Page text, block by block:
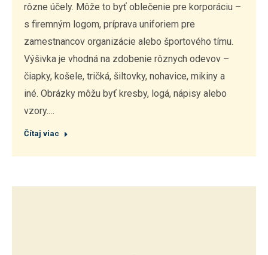
rôzne účely. Môže to byť oblečenie pre korporáciu –
s firemným logom, príprava uniforiem pre
zamestnancov organizácie alebo športového tímu.
Výšivka je vhodná na zdobenie rôznych odevov –
čiapky, košele, tričká, šiltovky, nohavice, mikiny a
iné. Obrázky môžu byť kresby, logá, nápisy alebo
vzory.…
Čítaj viac